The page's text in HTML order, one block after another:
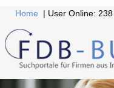
Home | User Online: 238